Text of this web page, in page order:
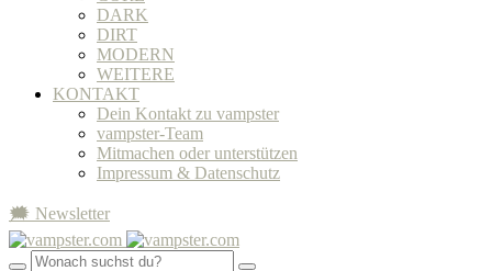
DARK
DIRT
MODERN
WEITERE
KONTAKT
Dein Kontakt zu vampster
vampster-Team
Mitmachen oder unterstützen
Impressum & Datenschutz
🗯 Newsletter